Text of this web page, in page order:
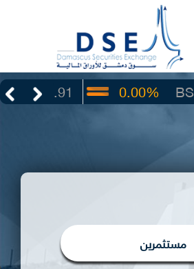
BSO
0.00%
مستثمرين